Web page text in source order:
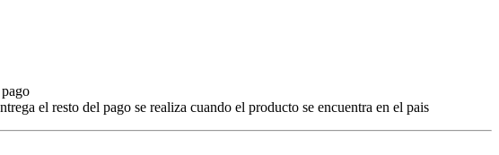
el resto del pago se realiza cuando el producto se encuentra en el pais